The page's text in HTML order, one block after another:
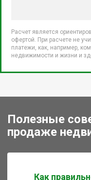
Расчет является
офертой. При расчете не
платежи, как, например,
недвижимости и жизни и
Полезные
продаже
Как